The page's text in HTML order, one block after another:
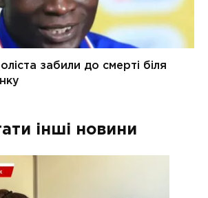
інші новини